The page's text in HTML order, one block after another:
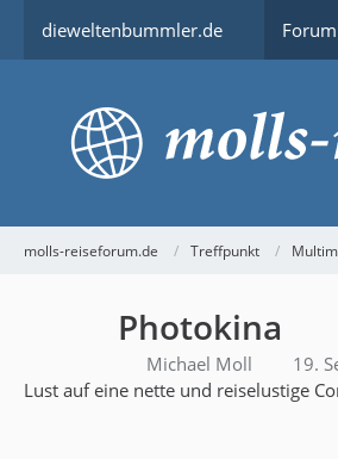
dieweltenbummler.de Forum
molls-reiseforum.de Treffpunkt
Photokina
Michael Moll
19.
Lust auf eine nette und reiselustige